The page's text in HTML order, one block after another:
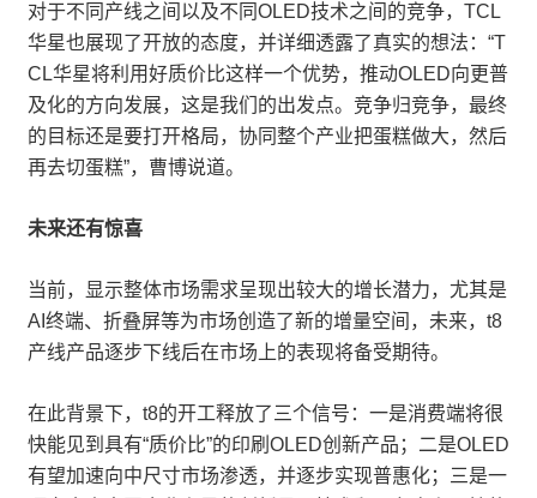
对于不同产线之间以及不同OLED技术之间的竞争，TCL
华星也展现了开放的态度，并详细透露了真实的想法：“T
CL华星将利用好质价比这样一个优势，推动OLED向更普
及化的方向发展，这是我们的出发点。竞争归竞争，最终
的目标还是要打开格局，协同整个产业把蛋糕做大，然后
再去切蛋糕”，曹博说道。
未来还有惊喜
当前，显示整体市场需求呈现出较大的增长潜力，尤其是
AI终端、折叠屏等为市场创造了新的增量空间，未来，t8
产线产品逐步下线后在市场上的表现将备受期待。
在此背景下，t8的开工释放了三个信号：一是消费端将很
快能见到具有“质价比”的印刷OLED创新产品；二是OLED
有望加速向中尺寸市场渗透，并逐步实现普惠化；三是一